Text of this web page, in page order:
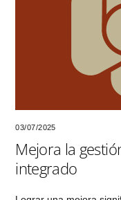
03/07/2025
Mejora la
integrado